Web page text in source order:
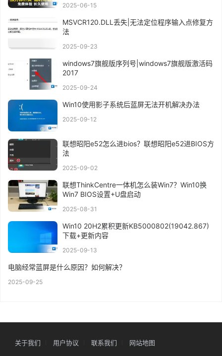
2025-06-15
MSVCR120.DLL丢失|无法定位程序输入点修复方
法
2025-09-23
windows7旗舰版序列号|windows7旗舰版激活码
2017
2025-09-24
Win10使用影子系统后蓝屏无法开机解决办法
2025-09-12
联想昭阳e52怎么进bios？联想昭阳e52进BIOS方
法
2025-09-02
联想ThinkCentre一体机怎么装Win7？Win10换
Win7 BIOS设置+U盘启动
2025-08-31
Win10 20H2累积更新KB5000802(19042.867)
下载+更新内容
2025-09-13
电脑经常蓝屏是什么原因？如何解决？
2025-09-25
关于我们 用户协议 联系我们 网站地图